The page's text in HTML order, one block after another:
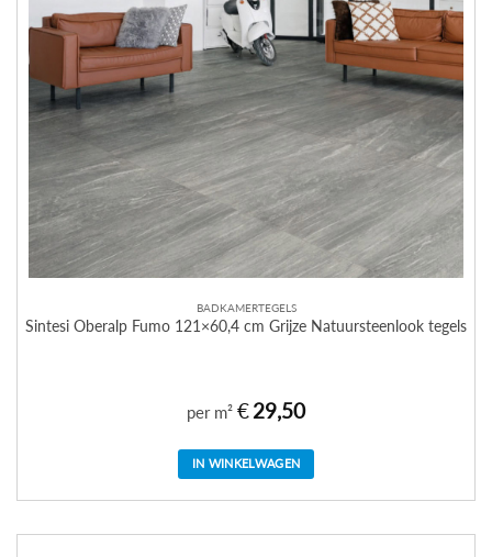
BADKAMERTEGELS
Sintesi Oberalp Fumo 121×60,4 cm Grijze Natuursteenlook tegels
per m² €29,50
IN WINKELWAGEN